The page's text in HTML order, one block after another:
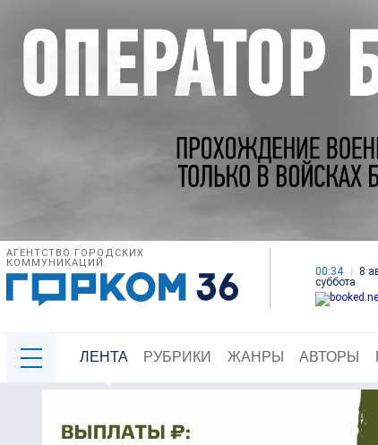
АГЕНТСТВО ГОРОДСКИХ
КОММУНИКАЦИЙ
00:34
8
суббота
ЛЕНТА РУБРИКИ ЖАНРЫ АВТОРЫ